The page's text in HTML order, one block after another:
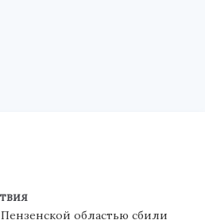
Пензенской областью сбили